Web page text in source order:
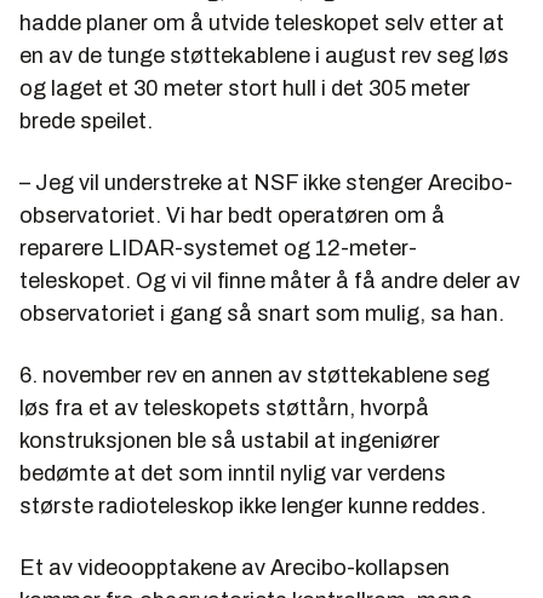
hadde planer om å utvide teleskopet selv etter at
en av de tunge støttekablene i august rev seg løs
og laget et 30 meter stort hull i det 305 meter
brede speilet.
– Jeg vil understreke at NSF ikke stenger Arecibo-
observatoriet. Vi har bedt operatøren om å
reparere LIDAR-systemet og 12-meter-
teleskopet. Og vi vil finne måter å få andre deler av
observatoriet i gang så snart som mulig, sa han.
6. november rev en annen av støttekablene seg
løs fra et av teleskopets støttårn, hvorpå
konstruksjonen ble så ustabil at ingeniører
bedømte at det som inntil nylig var verdens
største radioteleskop ikke lenger kunne reddes.
Et av videoopptakene av Arecibo-kollapsen